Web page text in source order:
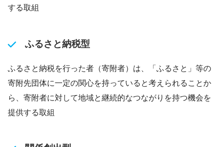
する取組
ふるさと納税型
ふるさと納税を行った者（寄附者）は、「ふるさと」等の
寄附先団体に一定の関心を持っていると考えられることか
ら、寄附者に対して地域と継続的なつながりを持つ機会を
提供する取組